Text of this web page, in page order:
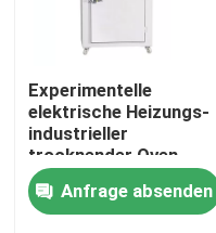
Experimentelle
elektrische Heizungs-
industrieller
trocknender Oven
Blast Constant
Temperature Hot-
Luft-Ofen
Anfrage absenden